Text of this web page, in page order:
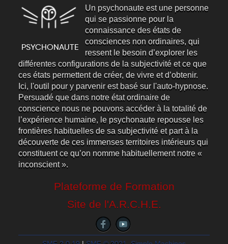
Un psychonaute est une personne
qui se passionne pour la
connaissance des états de
consciences non ordinaires, qui
ressent le besoin d’explorer les
différentes configurations de la subjectivité et ce que
ces états permettent de créer, de vivre et d’obtenir.
Ici, l'outil pour y parvenir est basé sur l'auto-hypnose.
Persuadé que dans notre état ordinaire de
conscience nous ne pouvons accéder à la totalité de
l’expérience humaine, le psychonaute repousse les
frontières habituelles de sa subjectivité et part à la
découverte de ces immenses territoires intérieurs qui
constituent ce qu’on nomme habituellement notre «
inconscient ».
Plateforme de Formation
Site de l'A.R.C.H.E.